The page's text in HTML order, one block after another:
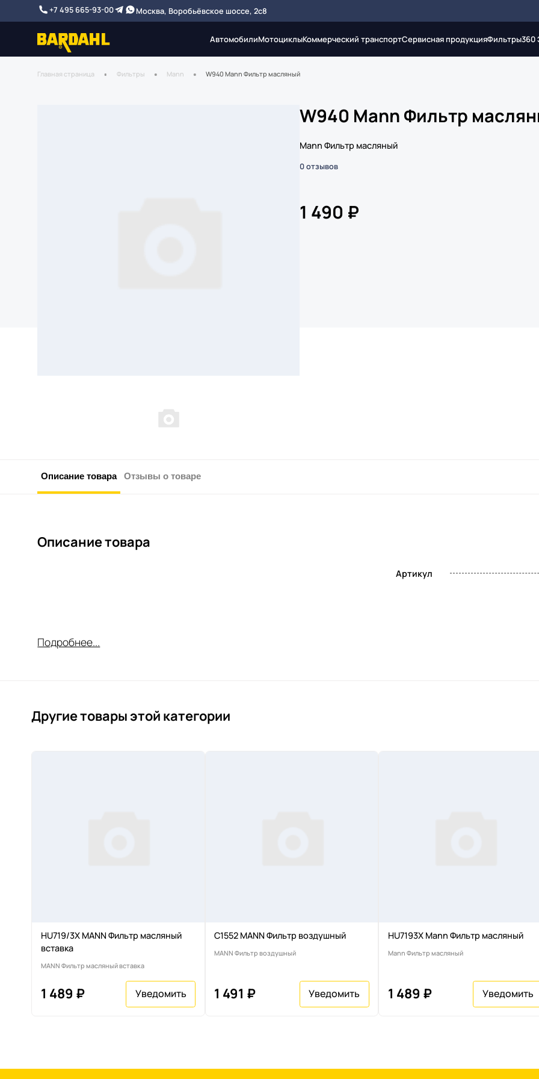
+7 495 665-93-00 Москва, Воробьёвское шоссе, 2с8
АвтомобилиМотоциклыКоммерческий транспортСервисная продукцияФильтры360
Главная страница Фильтры Mann W940 Mann Фильтр масляный
W940 Mann Фильтр
Mann Фильтр масляный
0 отзывов
1 490 ₽
Описание товара Отзывы о товаре
Описание товара
Подробнее...
Артикул
Другие товары этой категории
HU719/3X MANN Фильтр масляный
вставка
MANN Фильтр масляный вставка
1 489 ₽
C1552 MANN Фильтр воздушный
MANN Фильтр воздушный
1 491 ₽
HU7193X Mann Фильтр масляный
Mann Фильтр масляный
1 489 ₽